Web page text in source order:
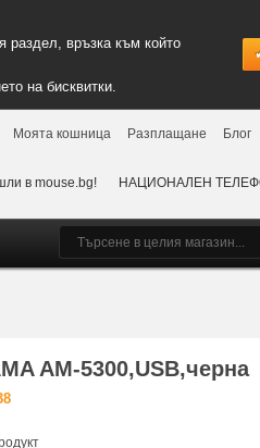
раздел, връзка към който
на бисквитки.
Моята кошница Разплащане Блог
в mouse.bg! НАЦИОНАЛЕН
AM-5300,USB,черна